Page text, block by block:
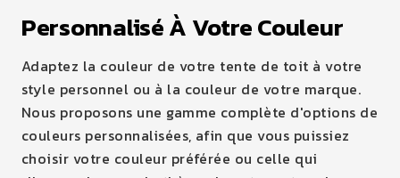
Personnalisé À Votre Couleur
Adaptez la couleur de votre tente de toit à votre
style personnel ou à la couleur de votre marque.
Nous proposons une gamme complète d'options de
couleurs personnalisées, afin que vous puissiez
choisir votre couleur préférée ou celle qui